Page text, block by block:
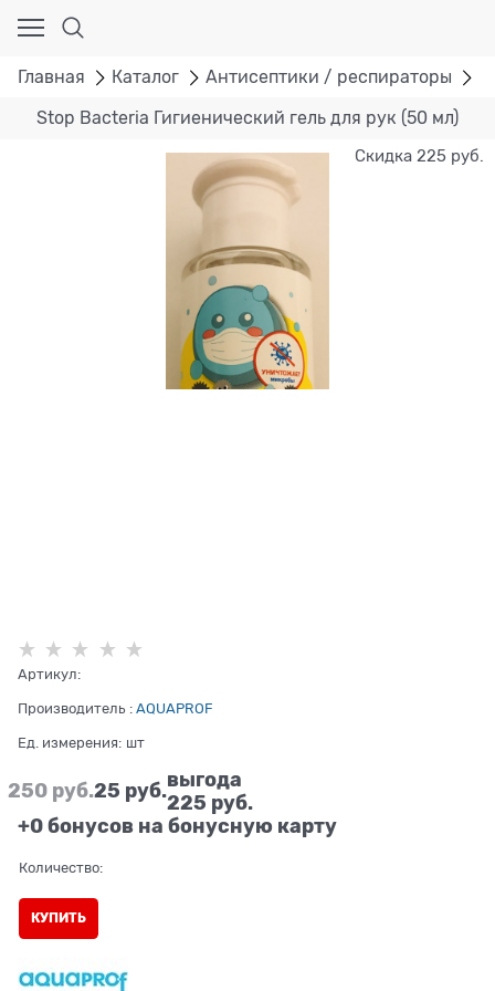
Главная Каталог Антисептики / респираторы
Stop Bacteria Гигиенический гель для рук (50 мл)
Скидка 225 руб.
Артикул:
Производитель : AQUAPROF
Ед. измерения: шт
250 руб.25 руб.выгода
225 руб.
+0 бонусов на бонусную карту
Количество:
КУПИТЬ